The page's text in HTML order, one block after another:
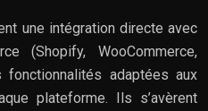
une intégration directe avec
(Shopify, WooCommerce,
adaptées aux
plateforme. Ils s’avèrent